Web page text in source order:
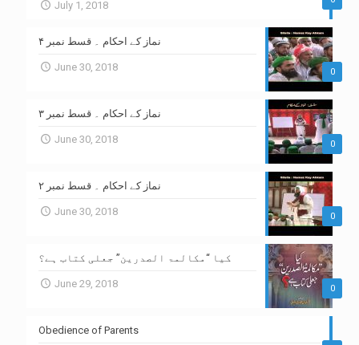
July 1, 2018
0
نماز کے احکام ۔ قسط نمبر ۴
June 30, 2018
0
نماز کے احکام ۔ قسط نمبر ۳
June 30, 2018
0
نماز کے احکام ۔ قسط نمبر ۲
June 30, 2018
0
کیا “مکالمۃ الصدرین” جعلی کتاب ہے؟
June 29, 2018
Obedience of Parents